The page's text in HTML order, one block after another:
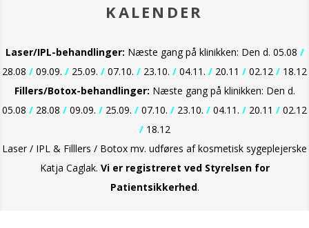
KALENDER
Laser/IPL-behandlinger: Næste gang på klinikken: Den d. 05.08 /
28.08 / 09.09. / 25.09. / 07.10. / 23.10. / 04.11. / 20.11 / 02.12 / 18.12
Fillers/Botox-behandlinger: Næste gang på klinikken: Den d.
05.08 / 28.08 / 09.09. / 25.09. / 07.10. / 23.10. / 04.11. / 20.11 / 02.12
/18.12
Laser / IPL & Filllers / Botox mv. udføres af kosmetisk sygeplejerske
Katja Caglak. Vi er registreret ved Styrelsen for
Patientsikkerhed.